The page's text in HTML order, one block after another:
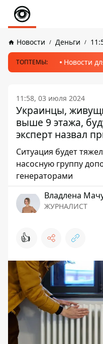
Новости Деньги
ТОПТЕМЫ: Новости
11:58, 03 июля 2024
Украинцы,
выше 9 этажа,
эксперт назвал
Ситуация будет
насосную группу
генераторами
Владлена
ЖУРНАЛИСТ
👍